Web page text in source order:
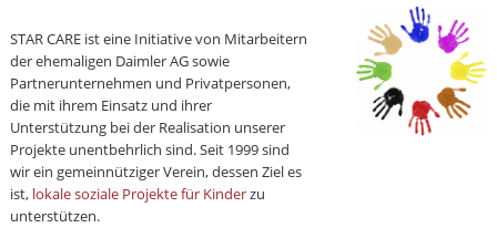
STAR CARE ist eine Initiative von Mitarbeitern
der ehemaligen Daimler AG sowie
Partnerunternehmen und Privatpersonen,
die mit ihrem Einsatz und ihrer
Unterstützung bei der Realisation unserer
Projekte unentbehrlich sind. Seit 1999 sind
wir ein gemeinnütziger Verein, dessen Ziel es
ist, lokale soziale Projekte für Kinderzu
unterstützen.